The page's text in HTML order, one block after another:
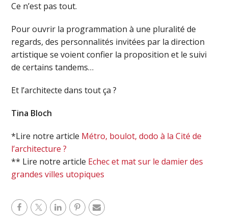
Ce n’est pas tout.
Pour ouvrir la programmation à une pluralité de
regards, des personnalités invitées par la direction
artistique se voient confier la proposition et le suivi
de certains tandems…
Et l’architecte dans tout ça ?
Tina Bloch
*Lire notre article Métro, boulot, dodo à la Cité de
l’architecture ?
** Lire notre article Echec et mat sur le damier des
grandes villes utopiques